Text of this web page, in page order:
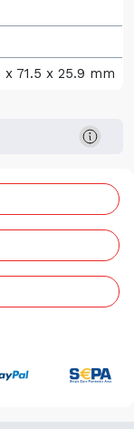
x 71.5 x 25.9 mm